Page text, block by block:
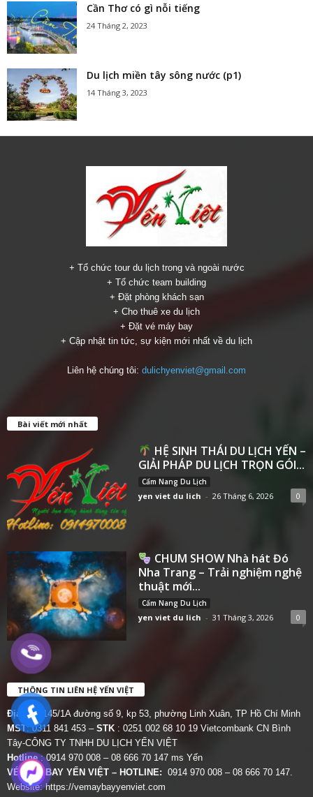
Cần Thơ có gì nỗi tiếng
24 Tháng 2, 2023
Du lịch miền tây sông nước (p1)
14 Tháng 3, 2023
+ Tổ chức tour du lịch trong và ngoài nước
+ Tổ chức team building
+ Đặt phòng khách sạn
+ Cho thuê xe du lịch
+ Đặt vé máy bay
+ Cập nhật tin tức, sự kiện mới nhất về du lịch
Liên hệ chúng tôi: dulichyenviet@gmail.com
Bài viết mới nhất
HỆ SINH THÁI DU LỊCH YẾN –
GIẢI PHÁP DU LỊCH TRỌN GÓI...
Cẩm Nang Du Lịch
yen viet du lich - 26 Tháng 6, 2026 0
CHUM SHOW Nhà hát Đó
Nha Trang – Trải nghiệm nghệ
thuật mới...
Cẩm Nang Du Lịch
yen viet du lich - 31 Tháng 3, 2026 0
THÔNG TIN LIÊN HỆ YẾN VIỆT
Địa chỉ:
145/1A đường số 9, kp 53, phường Linh Xuân, TP Hồ Chí Minh
MST: 0311 841 453 – STK : 0251 002 68 10 19 Vietcombank CN Bình
Tây-CÔNG TY TNHH DU LỊCH YẾN VIỆT
Hotline: 0914 970 008 – 08 666 70 147 ms Yến
VÉ MÁY BAY YẾN VIỆT – HOTLINE: 0914 970 008 – 08 666 70 147.
Website:https://vemaybayyenviet.com